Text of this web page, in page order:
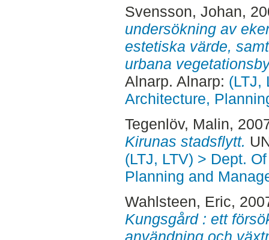
Svensson, Johan,
undersökning av
estetiska värde,
urbana
Alnarp. Alnarp: (LTJ,
Architecture,
Tegenlöv, Malin,
Kirunas stadsflytt.
(LTJ, LTV) > Dept.
Planning and
Wahlsteen, Eric,
Kungsgård : ett
användning och